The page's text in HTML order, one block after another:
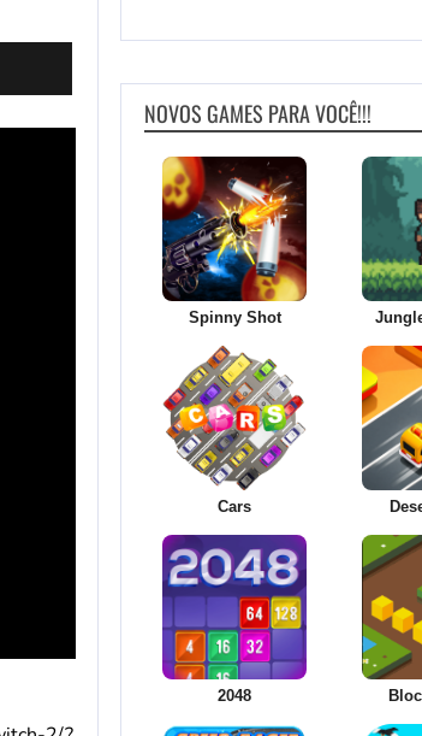
NOVOS GAMES PARA VOCÊ!!!
Spinny Shot
Cars
2048